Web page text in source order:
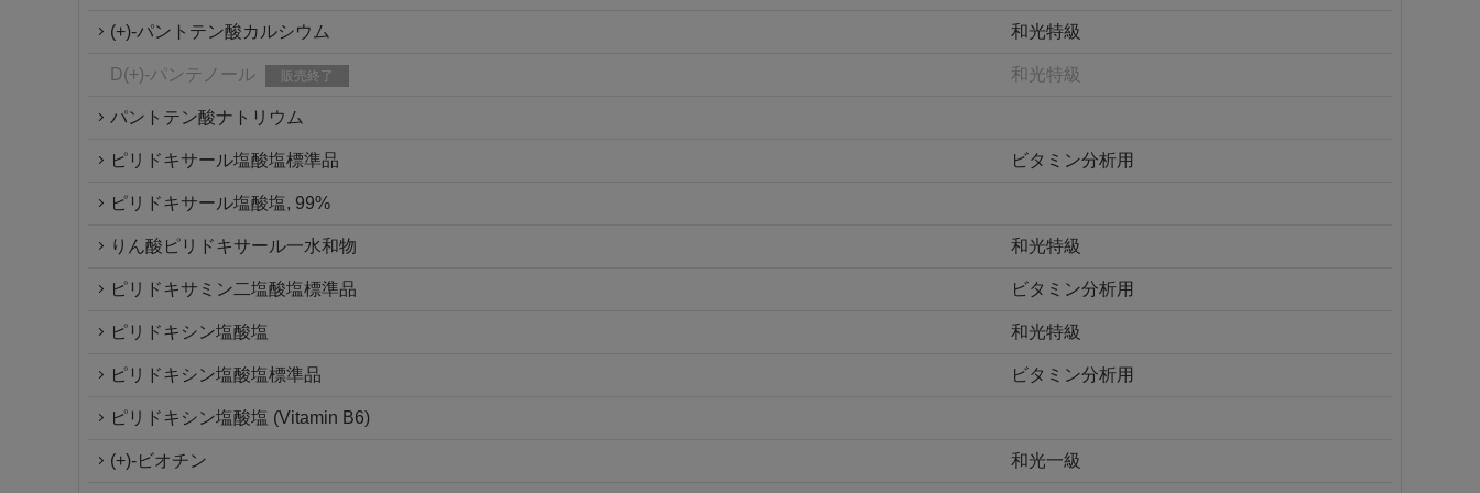
(+)-パントテン酸カルシウム 和光特級
D(+)-パンテノール 販売終了 和光特級
パントテン酸ナトリウム
ピリドキサール塩酸塩標準品 ビタミン分析用
ピリドキサール塩酸塩, 99%
りん酸ピリドキサール一水和物 和光特級
ピリドキサミン二塩酸塩標準品 ビタミン分析用
ピリドキシン塩酸塩 和光特級
ピリドキシン塩酸塩標準品 ビタミン分析用
ピリドキシン塩酸塩 (Vitamin B6)
(+)-ビオチン 和光一級